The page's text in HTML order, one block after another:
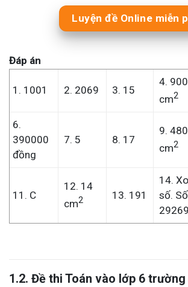
Luyện đề Online miễn
Đáp án
1. 1001 2. 2069 3. 15
4. 900
cm2
6.
390000
đồng
7. 5 8. 17
9. 480
cm2
11. C
12. 14
cm2 13. 191
14.
số.
1.2. Đề thi Toán vào lớp 6